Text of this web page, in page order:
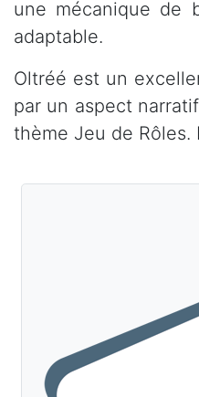
une mécanique de
adaptable.
Oltréé est un
par un aspect
thème Jeu de